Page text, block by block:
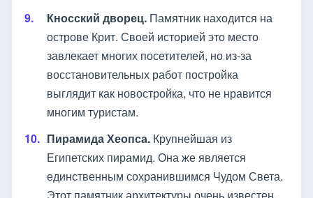
Кносский дворец. Памятник находится на
острове Крит. Своей историей это место
завлекает многих посетителей, но из-за
восстановительных работ постройка
выглядит как новостройка, что не нравится
многим туристам.
Пирамида Хеопса. Крупнейшая из
Египетских пирамид. Она же является
единственным сохранившимся Чудом Света.